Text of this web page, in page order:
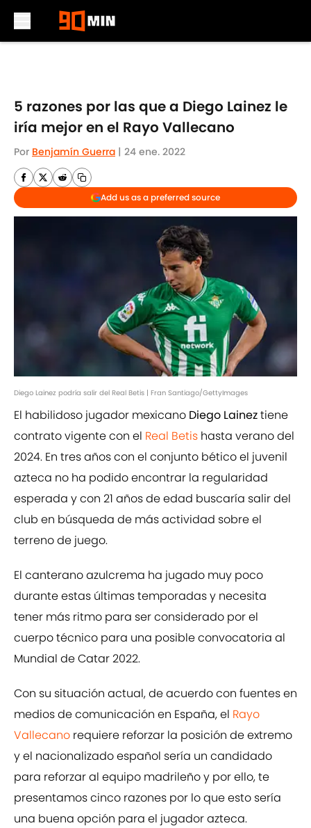
5 razones por las que a Diego Lainez le
iría mejor en el Rayo Vallecano
Por Benjamín Guerra | 24 ene. 2022
Add us as a preferred source
Diego Lainez podría salir del Real Betis | Fran Santiago/GettyImages
El habilidoso jugador mexicano Diego Laineztiene
contrato vigente con el Real Betis hasta verano del
2024. En tres años con el conjunto bético el juvenil
azteca no ha podido encontrar la regularidad
esperada y con 21 años de edad buscaría salir del
club en búsqueda de más actividad sobre el
terreno de juego.
El canterano azulcrema ha jugado muy poco
durante estas últimas temporadas y necesita
tener más ritmo para ser considerado por el
cuerpo técnico para una posible convocatoria al
Mundial de Catar 2022.
Con su situación actual, de acuerdo con fuentes en
medios de comunicación en España, el Rayo
Vallecano requiere reforzar la posición de extremo
y el nacionalizado español sería un candidado
para reforzar al equipo madrileño y por ello, te
presentamos cinco razones por lo que esto sería
una buena opción para el jugador azteca.